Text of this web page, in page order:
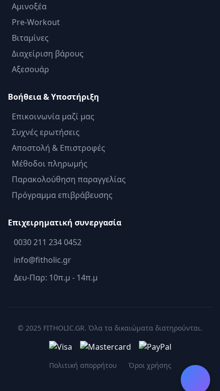
Αμινοξέα
Pre-Workout
Βιταμίνες
Διαχείριση βάρους
Αξεσουάρ
Βοήθεια & Υποστήριξη
Επικοινωνία μαζί μας
Συχνές ερωτήσεις
Αποστολή & Επιστροφές
Μέθοδοι πληρωμής
Παρακολούθηση παραγγελίας
Πρόγραμμα επιβράβευσης
Επιχειρηματική συνεργασία
0030 211 234 0452
info@fitholic.gr
Δευ-Παρ: 10π.μ - 14π.μ
© 2025 FITHOLIC.GR. Όλα τα δικαιώματα διατηρούνται.
Πολιτική απορρήτου Όροι χρήσης